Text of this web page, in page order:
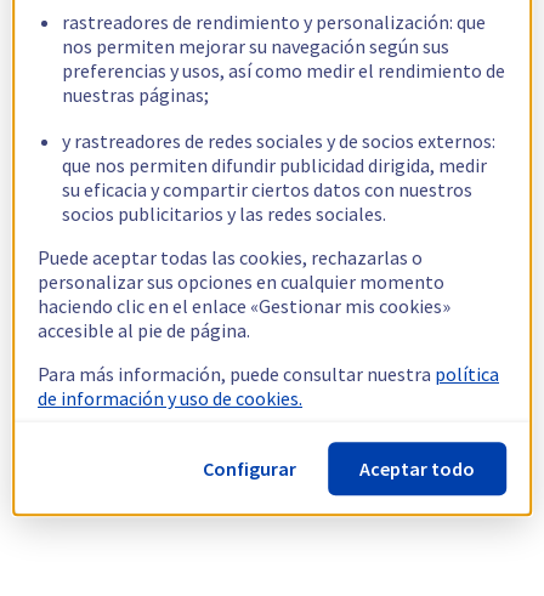
rastreadores de rendimiento y personalización: que
nos permiten mejorar su navegación según sus
preferencias y usos, así como medir el rendimiento de
nuestras páginas;
y rastreadores de redes sociales y de socios externos:
que nos permiten difundir publicidad dirigida, medir
su eficacia y compartir ciertos datos con nuestros
socios publicitarios y las redes sociales.
Puede aceptar todas las cookies, rechazarlas o
personalizar sus opciones en cualquier momento
haciendo clic en el enlace «Gestionar mis cookies»
accesible al pie de página.
Para más información, puede consultar nuestra política
de información y uso de cookies.
Configurar Aceptar todo